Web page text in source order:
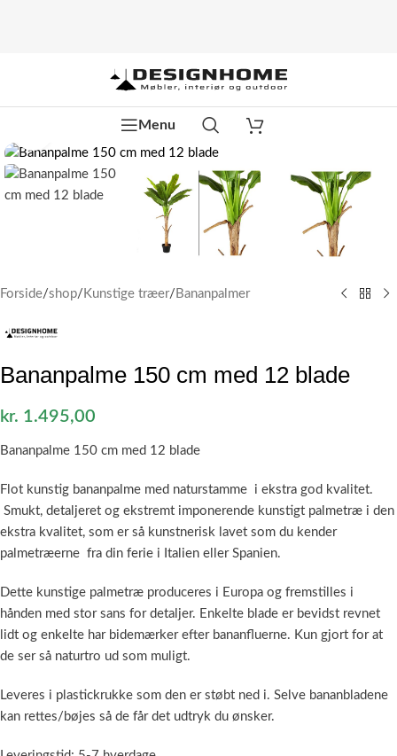
Menu
Klik for at forstørre
Forside/shop/ Kunstige træer/ Bananpalmer
Bananpalme 150 cm med 12 blade
kr. 1.495,00
Bananpalme 150 cm med 12 blade
Flot kunstig bananpalme med naturstamme i ekstra god kvalitet.
Smukt, detaljeret og ekstremt imponerende kunstigt palmetræ i den
ekstra kvalitet, som er så kunstnerisk lavet som du kender
palmetræerne fra din ferie i Italien eller Spanien.
Dette kunstige palmetræ produceres i Europa og fremstilles i
hånden med stor sans for detaljer. Enkelte blade er bevidst revnet
lidt og enkelte har bidemærker efter bananfluerne. Kun gjort for at
de ser så naturtro ud som muligt.
Leveres i plastickrukke som den er støbt ned i. Selve bananbladene
kan rettes/bøjes så de får det udtryk du ønsker.